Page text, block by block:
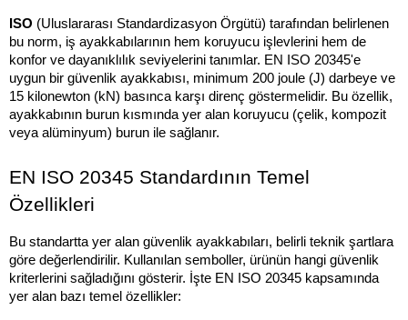
ISO (Uluslararası Standardizasyon Örgütü) tarafından belirlenen
bu norm, iş ayakkabılarının hem koruyucu işlevlerini hem de
konfor ve dayanıklılık seviyelerini tanımlar. EN ISO 20345'e
uygun bir güvenlik ayakkabısı, minimum 200 joule (J) darbeye ve
15 kilonewton (kN) basınca karşı direnç göstermelidir. Bu özellik,
ayakkabının burun kısmında yer alan koruyucu (çelik, kompozit
veya alüminyum) burun ile sağlanır.
EN ISO 20345 Standardının Temel
Özellikleri
Bu standartta yer alan güvenlik ayakkabıları, belirli teknik şartlara
göre değerlendirilir. Kullanılan semboller, ürünün hangi güvenlik
kriterlerini sağladığını gösterir. İşte EN ISO 20345 kapsamında
yer alan bazı temel özellikler: